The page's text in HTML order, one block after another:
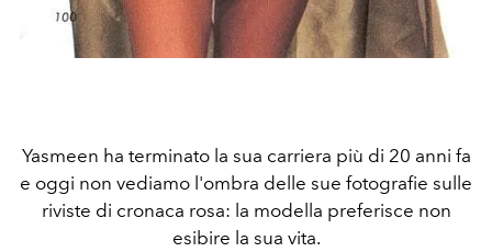
Yasmeen ha terminato la sua carriera più di 20 anni fa
e oggi non vediamo l'ombra delle sue fotografie sulle
riviste di cronaca rosa: la modella preferisce non
esibire la sua vita.